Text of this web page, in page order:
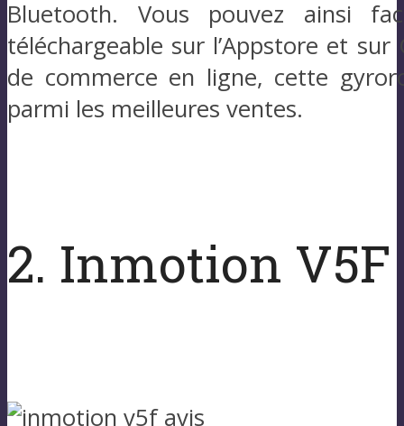
Bluetooth. Vous pouvez ainsi
téléchargeable sur l’Appstore et
de commerce en ligne, cette
parmi les meilleures ventes.
2. Inmotion V5F